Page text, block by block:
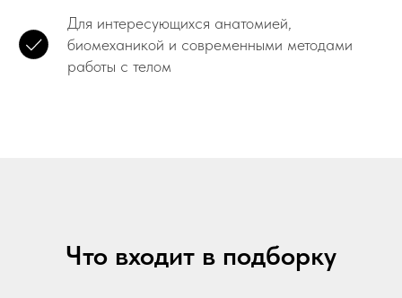
Для интересующихся анатомией,
биомеханикой и современными методами
работы с телом
Что входит в подборку